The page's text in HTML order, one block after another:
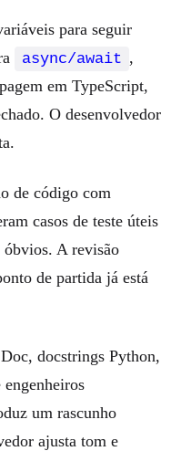
para seguir
async/await ,
em TypeScript,
O desenvolvedor
de código com
casos de teste úteis
óbvios. A revisão
de partida já está
docstrings Python,
um rascunho
ajusta tom e